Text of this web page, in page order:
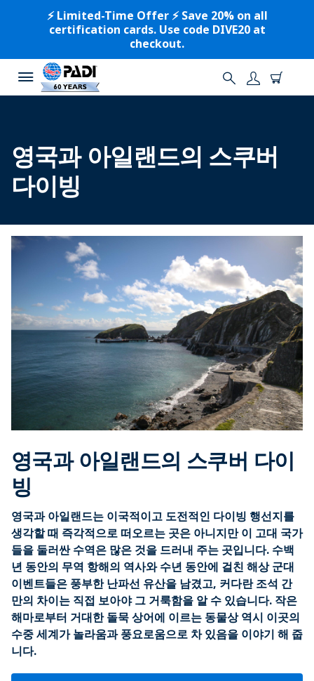
⚡️ Limited-Time Offer ⚡️ Save 20% on all
certification cards. Use code DIVE20 at
checkout.
영국과 아일랜드의 스쿠버
다이빙
영국과 아일랜드의 스쿠버 다이
빙
영국과 아일랜드는 이국적이고 도전적인 다이빙 행선지를
생각할 때 즉각적으로 떠오르는 곳은 아니지만 이 고대 국가
들을 둘러싼 수역은 많은 것을 드러내 주는 곳입니다. 수백
년 동안의 무역 항해의 역사와 수년 동안에 걸친 해상 군대
이벤트들은 풍부한 난파선 유산을 남겼고, 커다란 조석 간
만의 차이는 직접 보아야 그 거룩함을 알 수 있습니다. 작은
해마로부터 거대한 돌묵 상어에 이르는 동물상 역시 이곳의
수중 세계가 놀라움과 풍요로움으로 차 있음을 이야기 해 줍
니다.